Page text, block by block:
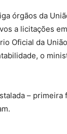
órgãos da
a licitações
Oficial da
o
–